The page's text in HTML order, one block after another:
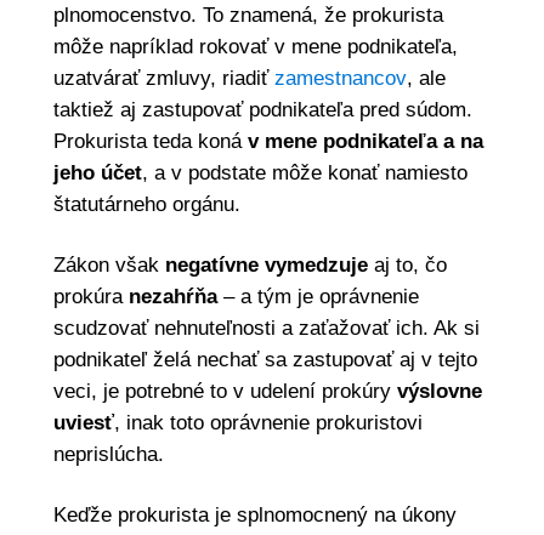
plnomocenstvo. To znamená, že prokurista
môže napríklad rokovať v mene podnikateľa,
uzatvárať zmluvy, riadiť zamestnancov, ale
taktiež aj zastupovať podnikateľa pred súdom.
Prokurista teda koná v mene podnikateľa a na
jeho účet, a v podstate môže konať namiesto
štatutárneho orgánu.
Zákon však negatívne vymedzujeaj to, čo
prokúra nezahŕňa– a tým je oprávnenie
scudzovať nehnuteľnosti a zaťažovať ich. Ak si
podnikateľ želá nechať sa zastupovať aj v tejto
veci, je potrebné to v udelení prokúry výslovne
uviesť, inak toto oprávnenie prokuristovi
neprislúcha.
Keďže prokurista je splnomocnený na úkony